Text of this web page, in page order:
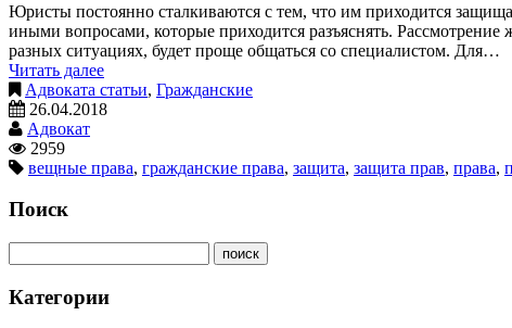
Юристы постоянно сталкиваются с тем, что им приходится
иными вопросами, которые приходится разъяснять.
разных ситуациях, будет проще общаться со специалистом. Для…
Читать далее
Адвоката статьи, Гражданские
26.04.2018
Адвокат
2959
вещные права, гражданские права, защита, защита прав, права,
Поиск
Категории